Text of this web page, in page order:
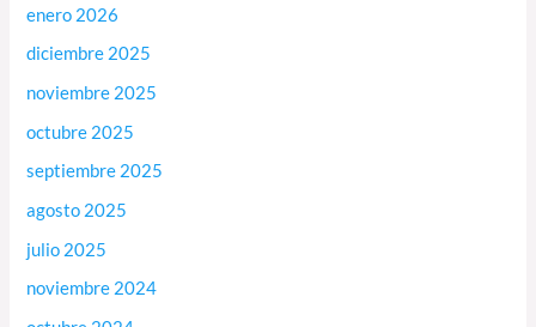
enero 2026
diciembre 2025
noviembre 2025
octubre 2025
septiembre 2025
agosto 2025
julio 2025
noviembre 2024